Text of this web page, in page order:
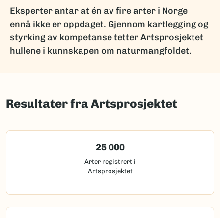
Eksperter antar at én av fire arter i Norge
ennå ikke er oppdaget. Gjennom kartlegging og
styrking av kompetanse tetter Artsprosjektet
hullene i kunnskapen om naturmangfoldet.
Resultater fra Artsprosjektet
25 000
Arter registrert i
Artsprosjektet